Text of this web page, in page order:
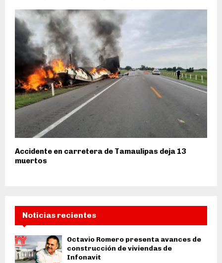
Accidente en carretera de Tamaulipas deja 13
muertos
Noticias recientes
Octavio Romero presenta avances de
construcción de viviendas de
Infonavit